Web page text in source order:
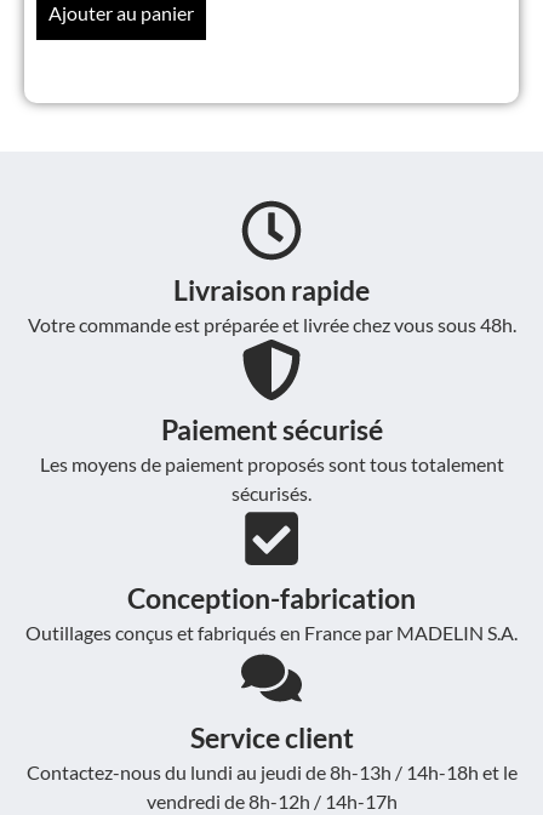
Ajouter au panier
Livraison rapide
Votre commande est préparée et livrée chez vous sous 48h.
Paiement sécurisé
Les moyens de paiement proposés sont tous totalement
sécurisés.
Conception-fabrication
Outillages conçus et fabriqués en France par MADELIN S.A.
Service client
Contactez-nous du lundi au jeudi de 8h-13h / 14h-18h et le
vendredi de 8h-12h / 14h-17h